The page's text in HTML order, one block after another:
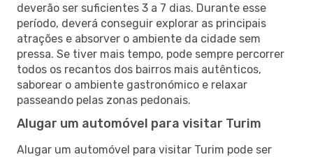
deverão ser suficientes 3 a 7 dias. Durante esse
período, deverá conseguir explorar as principais
atrações e absorver o ambiente da cidade sem
pressa. Se tiver mais tempo, pode sempre percorrer
todos os recantos dos bairros mais autênticos,
saborear o ambiente gastronómico e relaxar
passeando pelas zonas pedonais.
Alugar um automóvel para visitar Turim
Alugar um automóvel para visitar Turim pode ser